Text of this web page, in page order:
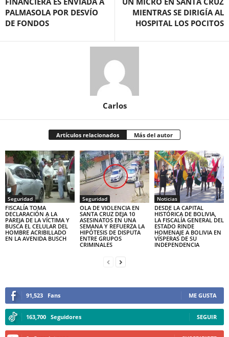
PALMASOLA POR DESVÍO
DE FONDOS
MIENTRAS SE DIRIGÍA AL
HOSPITAL LOS POCITOS
Carlos
Artículos relacionados Más del autor
Seguridad
FISCALÍA TOMA
DECLARACIÓN A LA
PAREJA DE LA VÍCTIMA Y
BUSCA EL CELULAR DEL
HOMBRE ACRIBILLADO
EN LA AVENIDA BUSCH
Seguridad
OLA DE VIOLENCIA EN
SANTA CRUZ DEJA 10
ASESINATOS EN UNA
SEMANA Y REFUERZA LA
HIPÓTESIS DE DISPUTA
ENTRE GRUPOS
CRIMINALES
Noticias
DESDE LA CAPITAL
HISTÓRICA DE BOLIVIA,
LA FISCALÍA GENERAL DEL
ESTADO RINDE
HOMENAJE A BOLIVIA EN
VÍSPERAS DE SU
INDEPENDENCIA
91,523 Fans ME GUSTA
163,700 Seguidores SEGUIR